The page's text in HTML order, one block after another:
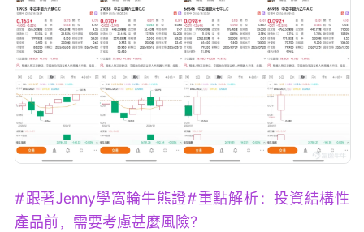
#跟著Jenny學窩輪牛熊證#重點解析：投資結構性
產品前，需要考慮甚麼風險？